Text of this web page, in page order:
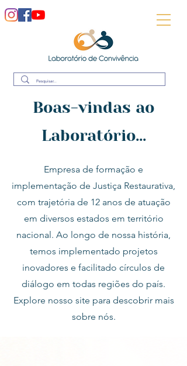
Boas-vindas ao
Laboratório...
Empresa de formação e
implementação de Justiça Restaurativa,
com trajetória de 12 anos de atuação
em diversos estados em território
nacional. Ao longo de nossa história,
temos implementado projetos
inovadores e facilitado círculos de
diálogo em todas regiões do país.
Explore nosso site para descobrir mais
sobre nós.